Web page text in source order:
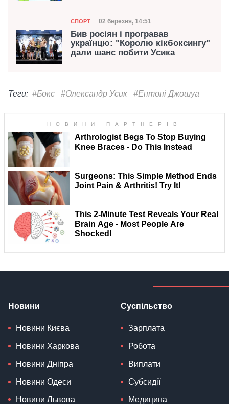
Категорія
СПОРТ Дата публікації
02 березня, 14:51
Бив росіян і програвав
українцю: "Королю кікбоксингу"
дали шанс побити Усика
Теги: #Бокс #Олександр Усик #Ентоні Джошуа
Новини
Новини Києва
Новини Харкова
Новини Дніпра
Новини Одеси
Новини Львова
Суспільство
Зарплата
Робота
Виплати
Субсидії
Медицина